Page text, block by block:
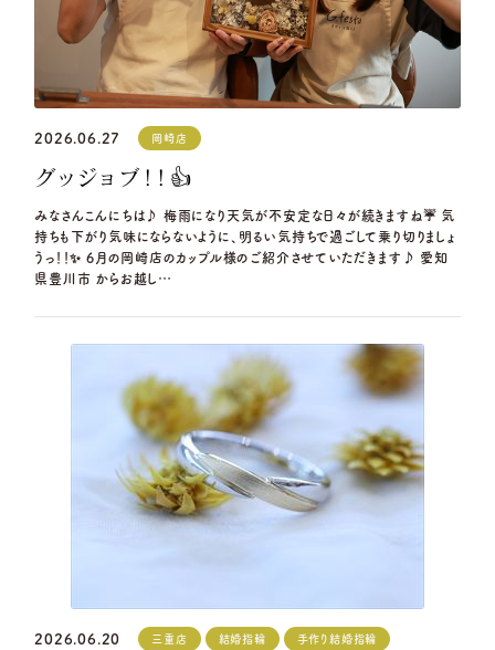
2026.06.27 岡崎店
グッジョブ！！👍
みなさんこんにちは♪ 梅雨になり天気が不安定な日々が続きますね☔ 気
持ちも下がり気味にならないように、明るい気持ちで過ごして乗り切りましょ
うっ！！✨ 6月の岡崎店のカップル様のご紹介させていただきます♪ 愛知
県豊川市 からお越し…
2026.06.20 三重店 結婚指輪 手作り結婚指輪